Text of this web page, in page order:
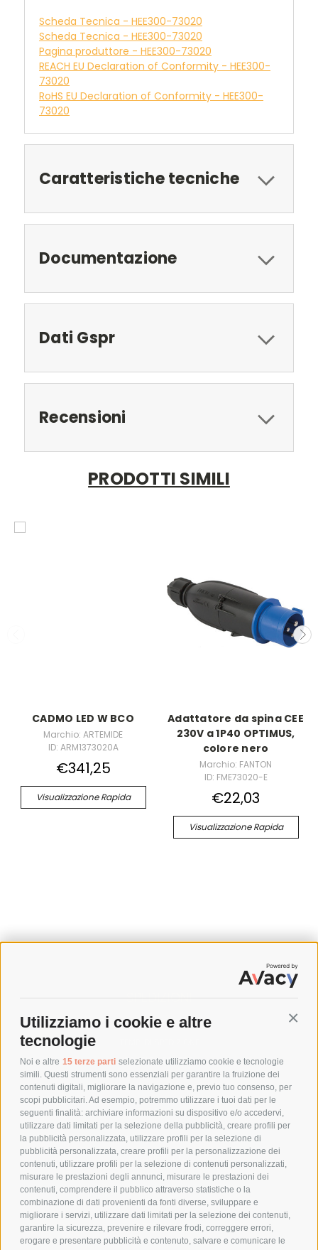
Utilizziamo i cookie e altre
tecnologie
Noi e altre 15 terze parti selezionate utilizziamo cookie e tecnologie
simili. Questi strumenti sono essenziali per garantire la fruizione dei
contenuti digitali, migliorare la navigazione e, previo tuo consenso, per
scopi pubblicitari. Ad esempio, potremmo utilizzare i tuoi dati per le
seguenti finalità: archiviare informazioni su dispositivo e/o accedervi,
utilizzare dati limitati per la selezione della pubblicità, creare profili per
la pubblicità personalizzata, utilizzare profili per la selezione di
pubblicità personalizzata, creare profili per la personalizzazione dei
contenuti, utilizzare profili per la selezione di contenuti personalizzati,
misurare le prestazioni degli annunci, misurare le prestazioni dei
contenuti, comprendere il pubblico attraverso statistiche o la
combinazione di dati provenienti da fonti diverse, sviluppare e
migliorare i servizi, utilizzare dati limitati per la selezione dei contenuti,
garantire la sicurezza, prevenire e rilevare frodi, correggere errori,
erogare e presentare pubblicità e contenuto, salvare e comunicare le
Scheda Tecnica - HEE300-73020
Scheda Tecnica - HEE300-73020
Pagina produttore - HEE300-73020
REACH EU Declaration of Conformity - HEE300-
73020
RoHS EU Declaration of Conformity - HEE300-
73020
Caratteristiche tecniche
Documentazione
Dati Gspr
Recensioni
PRODOTTI SIMILI
CADMO LED W BCO
Marchio: ARTEMIDE
ID: ARM1373020A
€341,25
Visualizzazione Rapida
Adattatore da spina CEE
230V a 1P40 OPTIMUS,
colore nero
Marchio: FANTON
ID: FME73020-E
€22,03
Visualizzazione Rapida
SPEDIZIONI
COSTI DI SPEDIZIONE
POLITICA DI RESO
POLICY
PRIVACY POLICY
COOKIE POLICY
PAGAMENTI SICURI
AZIENDA